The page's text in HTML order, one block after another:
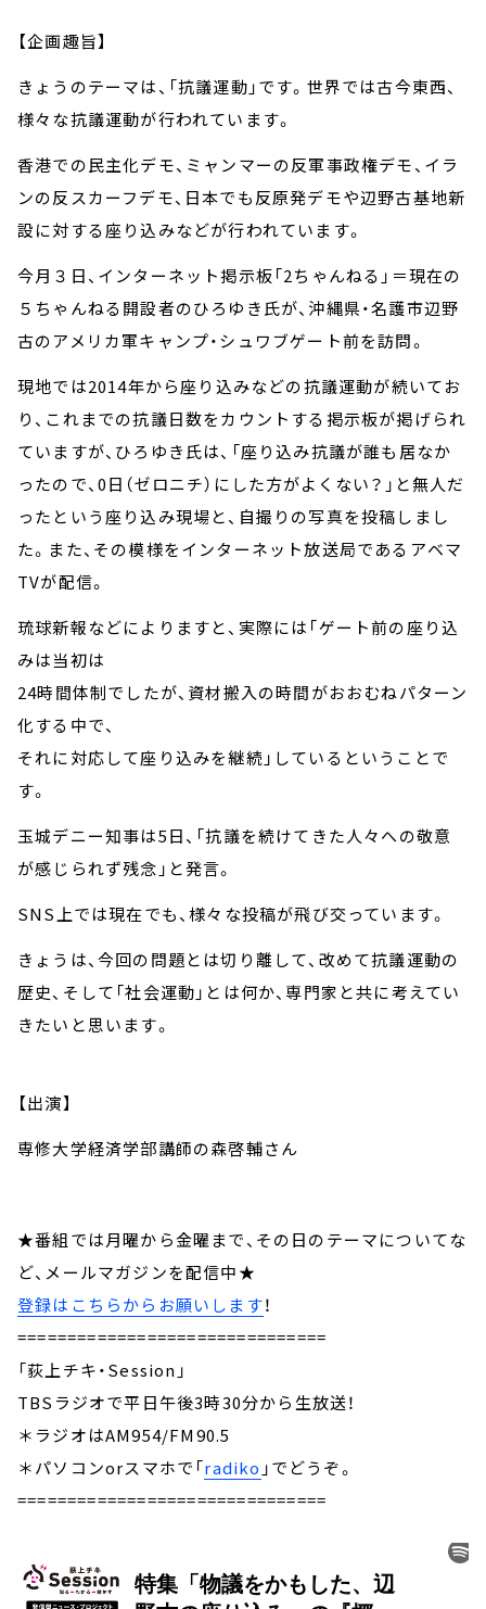
【企画趣旨】
きょうのテーマは、「抗議運動」です。世界では古今東西、
様々な抗議運動が行われています。
香港での民主化デモ、ミャンマーの反軍事政権デモ、イラ
ンの反スカーフデモ、日本でも反原発デモや辺野古基地新
設に対する座り込みなどが行われています。
今月３日、インターネット掲示板「2ちゃんねる」＝現在の
５ちゃんねる開設者のひろゆき氏が、沖縄県・名護市辺野
古のアメリカ軍キャンプ・シュワブゲート前を訪問。
現地では2014年から座り込みなどの抗議運動が続いてお
り、これまでの抗議日数をカウントする掲示板が掲げられ
ていますが、ひろゆき氏は、「座り込み抗議が誰も居なか
ったので、0日（ゼロニチ）にした方がよくない？」と無人だ
ったという座り込み現場と、自撮りの写真を投稿しまし
た。また、その模様をインターネット放送局であるアベマ
TVが配信。
琉球新報などによりますと、実際には「ゲート前の座り込
みは当初は
24時間体制でしたが、資材搬入の時間がおおむねパターン
化する中で、
それに対応して座り込みを継続」しているということで
す。
玉城デニー知事は5日、「抗議を続けてきた人々への敬意
が感じられず残念」と発言。
SNS上では現在でも、様々な投稿が飛び交っています。
きょうは、今回の問題とは切り離して、改めて抗議運動の
歴史、そして「社会運動」とは何か、専門家と共に考えてい
きたいと思います。
【出演】
専修大学経済学部講師の森啓輔さん
★番組では月曜から金曜まで、その日のテーマについてな
ど、メールマガジンを配信中★
登録はこちらからお願いします！
===============================
「荻上チキ・Session」
TBSラジオで平日午後3時30分から生放送！
＊ラジオはAM954/FM90.5
＊パソコンorスマホで「radiko 」でどうぞ。
===============================